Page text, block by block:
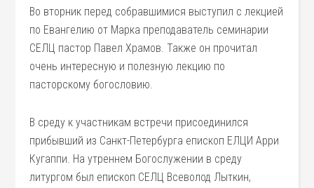
Во вторник перед собравшимися выступил с лекцией
по Евангелию от Марка преподаватель семинарии
СЕЛЦ пастор Павел Храмов. Также он прочитал
очень интересную и полезную лекцию по
пасторскому богословию.
В среду к участникам встречи присоединился
прибывший из Санкт-Петербурга епископ ЕЛЦИ Арри
Кугаппи. На утреннем Богослужении в среду
литургом был епископ СЕЛЦ Всеволод Лыткин,